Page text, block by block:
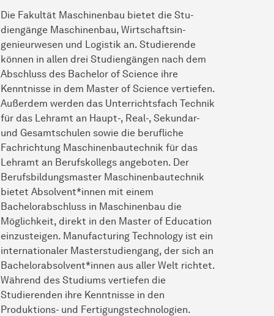
Die Fakultät Maschinenbau bietet die Stu­
diengänge Maschinenbau, Wirtschaftsin­
genieurwesen und Logistik an. Studieren­de
können in allen drei Studiengängen nach dem
Abschluss des Bachelor of Science ihre
Kenntnisse in dem Master of Science vertiefen.
Außerdem werden das Unterrichtsfach Technik
für das Lehramt an Haupt-, Real-, Se­kundar-
und Gesamtschulen sowie die be­rufliche
Fachrichtung Maschinenbautechnik für das
Lehramt an Berufskollegs angeboten. Der
Berufsbildungsmaster Maschinenbau­technik
bietet Absolvent*innen mit einem
Bachelorabschluss in Maschi­nenbau die
Möglichkeit, direkt in den Master of Education
einzusteigen. Manufacturing Technology ist ein
internationaler Masterstu­diengang, der sich an
Bachelorabsolvent*innen aus aller Welt richtet.
Während des Studiums vertiefen die
Studierenden ihre Kenntnisse in den
Produktions- und Fertigungstechnologien.